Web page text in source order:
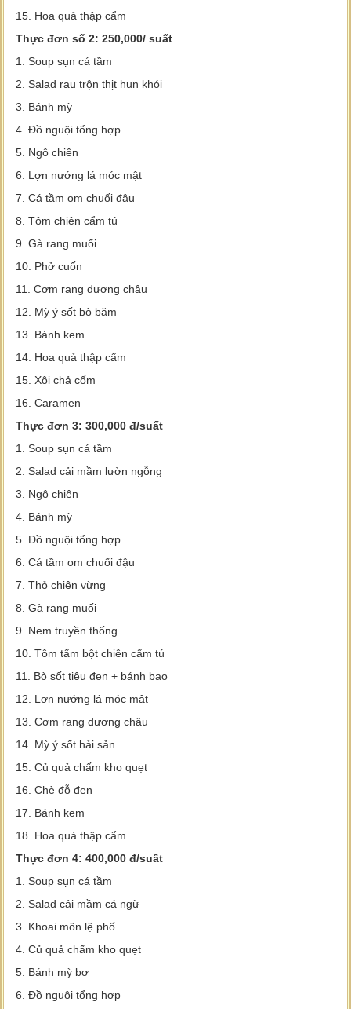
15. Hoa quả thập cẩm
Thực đơn số 2: 250,000/ suất
1. Soup sụn cá tầm
2. Salad rau trộn thịt hun khói
3. Bánh mỳ
4. Đồ nguội tổng hợp
5. Ngô chiên
6. Lợn nướng lá móc mật
7. Cá tầm om chuối đậu
8. Tôm chiên cẩm tú
9. Gà rang muối
10. Phở cuốn
11. Cơm rang dương châu
12. Mỳ ý sốt bò băm
13. Bánh kem
14. Hoa quả thập cẩm
15. Xôi chả cốm
16. Caramen
Thực đơn 3: 300,000 đ/suất
1. Soup sụn cá tầm
2. Salad cải mầm lườn ngỗng
3. Ngô chiên
4. Bánh mỳ
5. Đồ nguội tổng hợp
6. Cá tầm om chuối đậu
7. Thỏ chiên vừng
8. Gà rang muối
9. Nem truyền thống
10. Tôm tẩm bột chiên cẩm tú
11. Bò sốt tiêu đen + bánh bao
12. Lợn nướng lá móc mật
13. Cơm rang dương châu
14. Mỳ ý sốt hải sản
15. Củ quả chấm kho quẹt
16. Chè đỗ đen
17. Bánh kem
18. Hoa quả thập cẩm
Thực đơn 4: 400,000 đ/suất
1. Soup sụn cá tầm
2. Salad cải mầm cá ngừ
3. Khoai môn lệ phố
4. Củ quả chấm kho quẹt
5. Bánh mỳ bơ
6. Đồ nguội tổng hợp